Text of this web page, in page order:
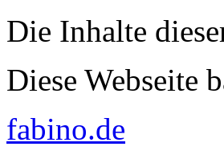
Die Inhalte
Diese Webseite
fabino.de